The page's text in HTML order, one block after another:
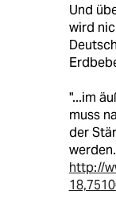
Und
wird
"...im
muss
der
http://